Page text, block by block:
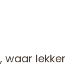
waar lekker